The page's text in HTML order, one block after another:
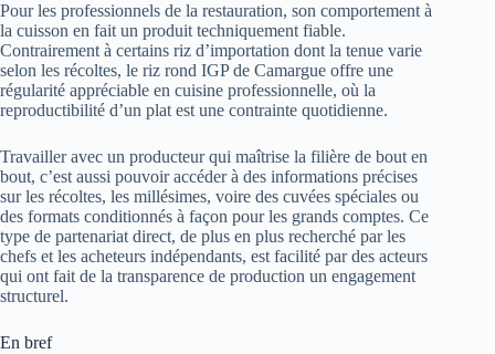
Pour les professionnels de la restauration, son comportement à
la cuisson en fait un produit techniquement fiable.
Contrairement à certains riz d’importation dont la tenue varie
selon les récoltes, le riz rond IGP de Camargue offre une
régularité appréciable en cuisine professionnelle, où la
reproductibilité d’un plat est une contrainte quotidienne.
Travailler avec un producteur qui maîtrise la filière de bout en
bout, c’est aussi pouvoir accéder à des informations précises
sur les récoltes, les millésimes, voire des cuvées spéciales ou
des formats conditionnés à façon pour les grands comptes. Ce
type de partenariat direct, de plus en plus recherché par les
chefs et les acheteurs indépendants, est facilité par des acteurs
qui ont fait de la transparence de production un engagement
structurel.
En bref